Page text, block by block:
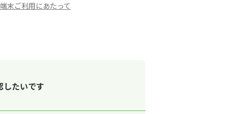
末ご利用にあたって
したいです